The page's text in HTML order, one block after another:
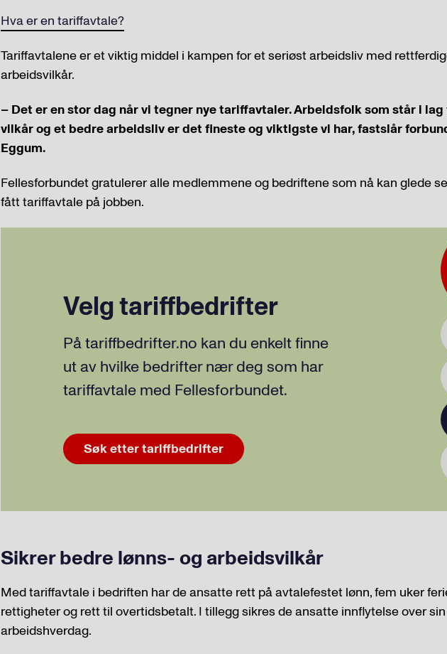
Hva er en tariffavtale?
Tariffavtalene er et viktig middel i kampen for et seriøst arbeidsliv med
arbeidsvilkår.
– Det er en stor dag når vi tegner nye tariffavtaler. Arbeidsfolk som står i
vilkår og et bedre arbeidsliv er det fineste og viktigste vi har, fastslår
Eggum.
Fellesforbundet gratulerer alle medlemmene og bedriftene som nå kan glede
fått tariffavtale på jobben.
Velg tariffbedrifter
På tariffbedrifter.no kan du enkelt finne
ut av hvilke bedrifter nær deg som har
tariffavtale med Fellesforbundet.
Søk etter tariffbedrifter
Sikrer bedre lønns- og arbeidsvilkår
Med tariffavtale i bedriften har de ansatte rett på avtalefestet lønn, fem uker
rettigheter og rett til overtidsbetalt. I tillegg sikres de ansatte innflytelse over
arbeidshverdag.